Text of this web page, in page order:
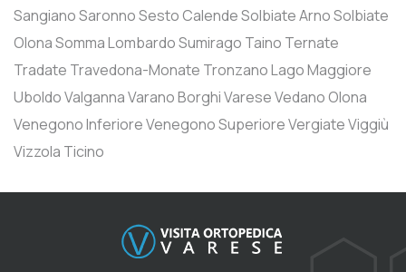
SangianoSaronnoSesto CalendeSolbiate ArnoSolbiate
OlonaSomma LombardoSumirago Taino Ternate
Tradate Travedona-Monate Tronzano Lago Maggiore
UboldoValgannaVarano BorghiVareseVedano Olona
Venegono InferioreVenegono SuperioreVergiateViggiù
Vizzola Ticino